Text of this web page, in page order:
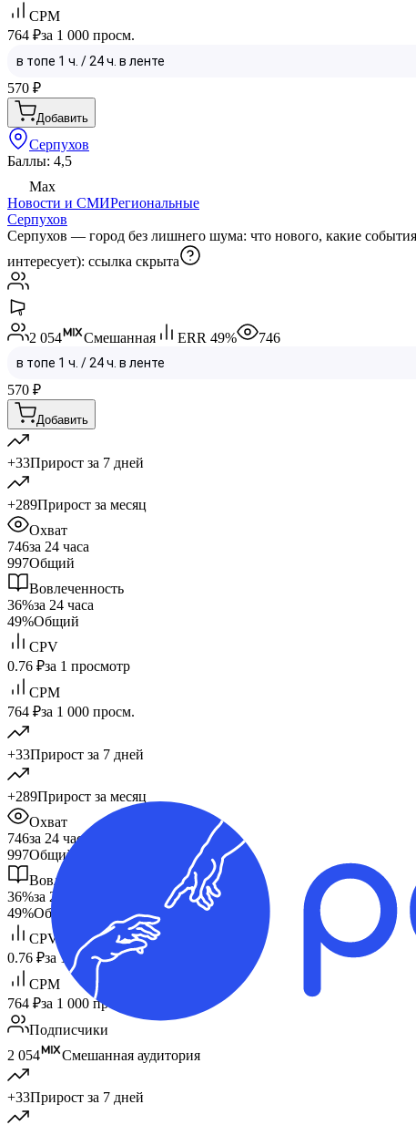
CPM
764 ₽за 1 000 просм.
570 ₽
Добавить
Серпухов
Баллы: 4,5
Max
Новости и СМИРегиональные
Серпухов
Серпухов — город без лишнего шума: что нового, какие
интересует): ссылка скрыта
2 054 Смешанная ERR 49% 746
570 ₽
Добавить
+33Прирост за 7 дней
+289Прирост за месяц
Охват
746за 24 часа
997Общий
Вовлеченность
36%за 24 часа
49%Общий
CPV
0.76 ₽за 1 просмотр
CPM
764 ₽за 1 000 просм.
+33Прирост за 7 дней
+289Прирост за месяц
Охват
746за 24 часа
997Общий
Вовлеченность
36%за 24 часа
49%Общий
CPV
0.76 ₽за 1 просмотр
CPM
764 ₽за 1 000 просм.
Подписчики
2 054
Смешанная аудитория
+33Прирост за 7 дней